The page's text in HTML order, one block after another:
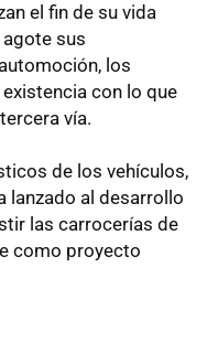
el fin de su vida
agote sus
los
con lo que
vía.
de los vehículos,
lanzado al desarrollo
las carrocerías de
como proyecto